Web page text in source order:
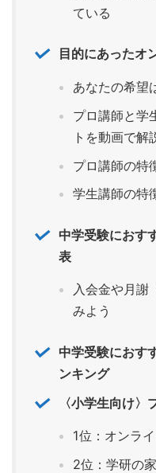
ている
目的にあったオ
あなたの希望
プロ講師と学
トを動画で解
プロ講師の特
学生講師の特
中学受験におす
表
入会金や月謝
みよう
中学受験におす
ンキング
〈小学生向け
1位：オンラ
2位：学研の